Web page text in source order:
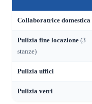
Collaboratrice domestica
Pulizia fine locazione (3
stanze)
Pulizia uffici
Pulizia vetri